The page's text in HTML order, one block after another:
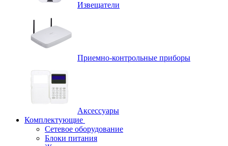
Извещатели
Приемно-контрольные приборы
Аксессуары
Комплектующие
Сетевое оборудование
Блоки питания